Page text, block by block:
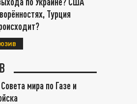
Турция
мира по Газе и